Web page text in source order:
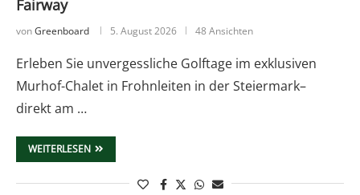
Fairway
vonGreenboard 5. August 2026 48 Ansichten
Erleben Sie unvergessliche Golftage im exklusiven
Murhof-Chalet in Frohnleiten in der Steiermark–
direkt am …
WEITERLESEN